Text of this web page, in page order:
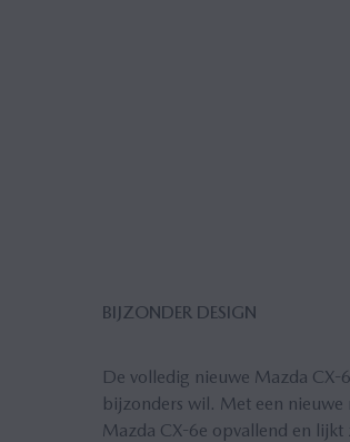
BIJZONDER DESIGN
De volledig nieuwe Mazda CX-
bijzonders wil. Met een nieuwe
Mazda CX-6e opvallend en